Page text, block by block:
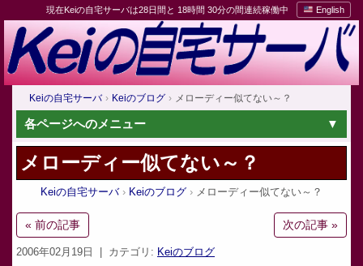
現在Keiの自宅サーバは28日間と 18時間 30分の間連続稼働中 English
Keiの自宅サーバ Keiのブログ メローディー似てない～？
各ページへのメニュー
メローディー似てない～？
Keiの自宅サーバ Keiのブログ メローディー似てない～？
« 前の記事 次の記事 »
2006年02月19日 | カテゴリ: Keiのブログ